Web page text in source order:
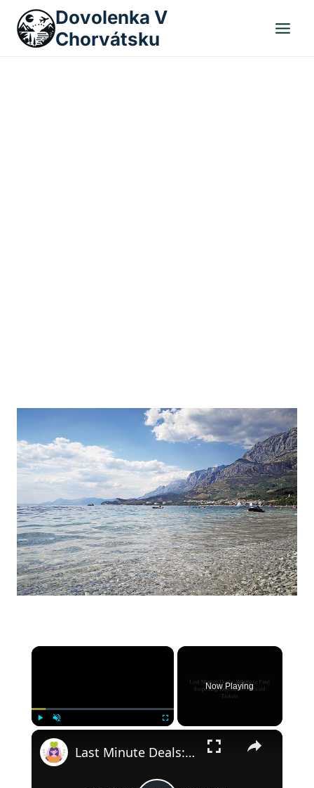
content
Dovolenka V
Chorvátsku
×
Now Playing
×
Last Minute Deals: Where to Find Surprising Discounts on Event Tickets